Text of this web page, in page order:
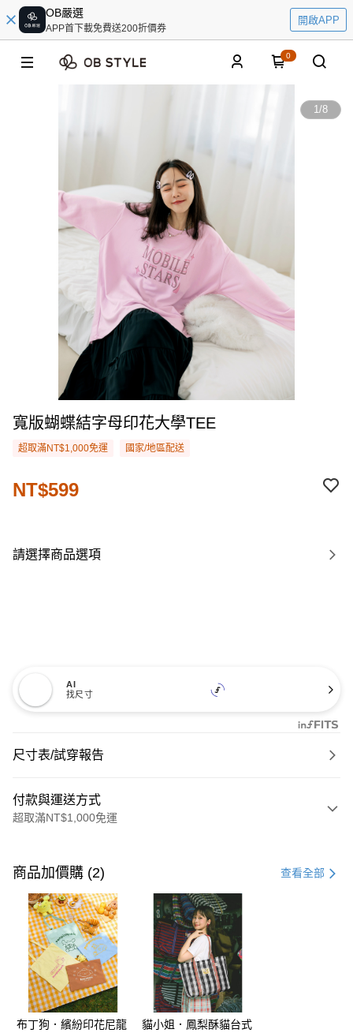
OB嚴選
APP首下載免費送200折價券
開啟APP
0
1/8
寬版蝴蝶結字母印花大學TEE
超取滿NT$1,000免運 國家/地區配送
NT$599
請選擇商品選項
AI
找尺寸
尺寸表/試穿報告
付款與運送方式
超取滿NT$1,000免運
信用卡一次付款
購物金
超商取貨付款
LINE Pay
街口支付
運送方式
商品加價購 (2) 查看全部
布丁狗．繽紛印花尼龍
貓小姐．鳳梨酥貓台式